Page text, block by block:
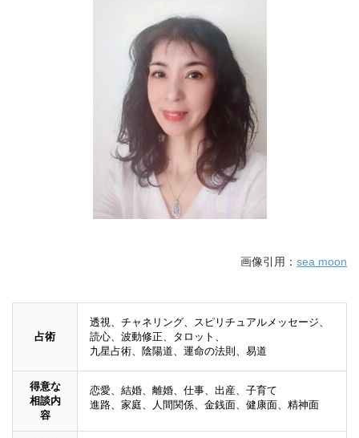
画像引用： sea moon
占術
透視、チャネリング、スピリチュアルメッセージ、
読心、波動修正、タロット、
九星占術、陰陽道、運命の法則、易道
得意な
相談内
容
恋愛、結婚、離婚、仕事、出産、子育て
進路、家庭、人間関係、金銭面、健康面、精神面